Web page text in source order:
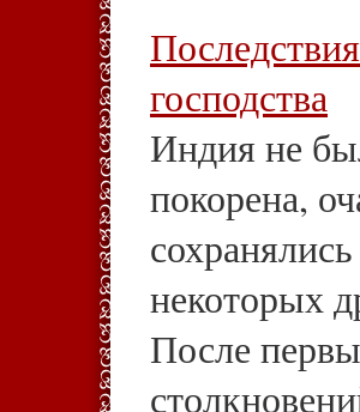
господства
Индия не
покорена,
некоторых
После